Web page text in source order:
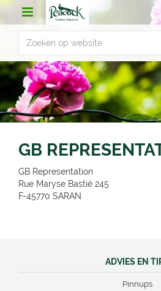
r
n
t
GB
GB Representation
Rue Maryse Bastié 245
F-45770 SARAN
ADVIES EN
Pinnups